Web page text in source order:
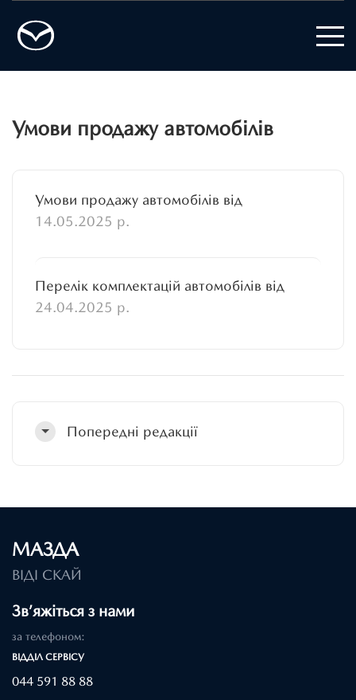
Умови продажу автомобілів
Умови продажу автомобілів від
14.05.2025 р.
Перелік комплектацій автомобілів від
24.04.2025 р.
Попередні редакції
МАЗДА
ВІДІ СКАЙ
Зв’яжіться з нами
за телефоном:
ВІДДІЛ CЕРВІСУ
044 591 88 88